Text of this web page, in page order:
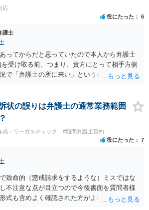
応
役にたった 6
護士
ってからだと思っていたので本人から弁護士
受け取る前、つまり、貴方にとって相手方側
で「弁護士の所に来い」というのは、さすが
そのような初動となります。
状の誤りは弁護士の通常業務範囲
成・リーガルチェック #顧問弁護士契約
役にたった 7
致命的（懲戒請求をするような）ミスではな
不注意な点が目立つので今後書面を質問者様
式も含めよく確認された方がよいと思われま